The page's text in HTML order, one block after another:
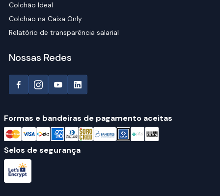
Colchão Ideal
Colchão na Caixa Only
Relatório de transparência salarial
Nossas Redes
Formas e bandeiras de pagamento aceitas
Selos de segurança